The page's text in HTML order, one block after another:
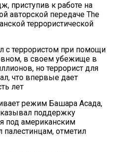
приступив к работе на
авторской передаче The
террористической
с террористом при помощи
в своем убежище в
но террорист для
что впервые дает
лет
режим Башара Асада,
поддержку
под американским
отметил